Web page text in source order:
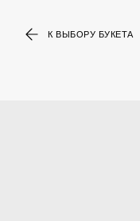
К ВЫБОРУ БУКЕТА